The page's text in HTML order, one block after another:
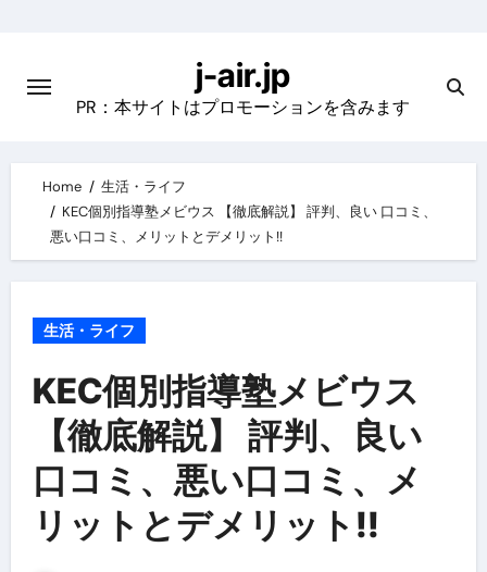
content
j-air.jp
PR：本サイトはプロモーションを含みます
Home
生活・ライフ
KEC個別指導塾メビウス 【徹底解説】 評判、良い 口コミ、
悪い口コミ、メリットとデメリット!!
生活・ライフ
KEC個別指導塾メビウス
【徹底解説】 評判、良い
口コミ、悪い口コミ、メ
リットとデメリット!!